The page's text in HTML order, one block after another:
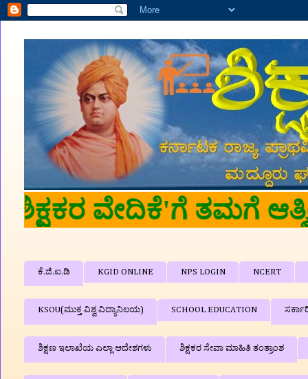
🙏🙏
ಕೆ.ಜಿ.ಐ.ಡಿ KGID ONLINE NPS LOGIN NCERT
KSOU(ಮುಕ್ತ ವಿಶ್ವ ವಿದ್ಯಾನಿಲಯ) SCHOOL EDUCATION
ಶಿಕ್ಷಣ ಇಲಾಖೆಯ ಎಲ್ಲಾ ಆದೇಶಗಳು ಶಿಕ್ಷಕರ ಸೇವಾ ಮಾಹಿತಿ ತಂತ್ರಾಂಶ